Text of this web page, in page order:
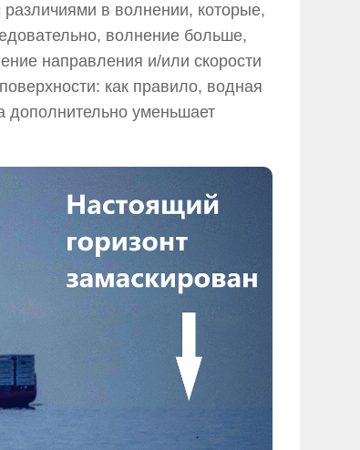
в волнении, которые,
волнение больше,
направления и/или скорости
как правило, водная
дополнительно уменьшает